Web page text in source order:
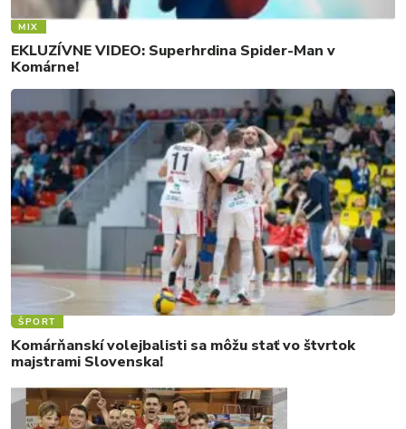
MIX
EKLUZÍVNE VIDEO: Superhrdina Spider-Man v
Komárne!
ŠPORT
Komárňanskí volejbalisti sa môžu stať vo štvrtok
majstrami Slovenska!